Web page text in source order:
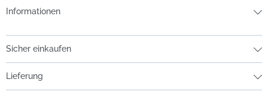
Informationen
Sicher einkaufen
Lieferung